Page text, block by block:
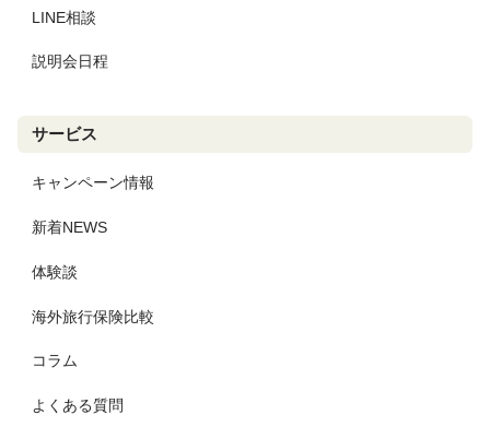
LINE相談
説明会日程
サービス
キャンペーン情報
新着NEWS
体験談
海外旅行保険比較
コラム
よくある質問